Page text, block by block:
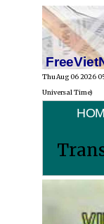
Thu Aug 06 2026
Universal Time)